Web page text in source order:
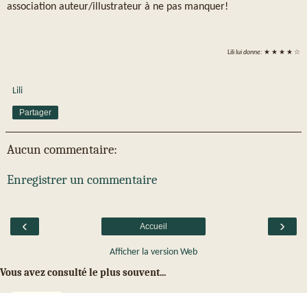
association auteur/illustrateur à ne pas manquer!
Lililui donne: ★ ★ ★ ★ ☆
Lili
Partager
Aucun commentaire:
Enregistrer un commentaire
‹ ›
Accueil
Afficher la version Web
Vous avez consulté le plus souvent...